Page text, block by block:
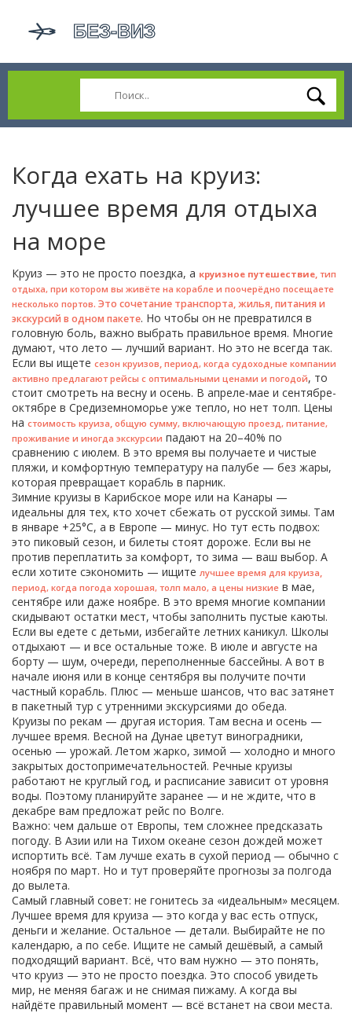
Когда ехать на круиз:
лучшее время для отдыха
на море
Круиз — это не просто поездка, а круизное путешествие, тип
отдыха, при котором вы живёте на корабле и поочерёдно посещаете
несколько портов. Это сочетание транспорта, жилья, питания и
экскурсий в одном пакете. Но чтобы он не превратился в
головную боль, важно выбрать правильное время. Многие
думают, что лето — лучший вариант. Но это не всегда так.
Если вы ищете сезон круизов, период, когда судоходные компании
активно предлагают рейсы с оптимальными ценами и погодой, то
стоит смотреть на весну и осень. В апреле-мае и сентябре-
октябре в Средиземноморье уже тепло, но нет толп. Цены
на стоимость круиза, общую сумму, включающую проезд, питание,
проживание и иногда экскурсии падают на 20–40% по
сравнению с июлем. В это время вы получаете и чистые
пляжи, и комфортную температуру на палубе — без жары,
которая превращает корабль в парник.
Зимние круизы в Карибское море или на Канары —
идеальны для тех, кто хочет сбежать от русской зимы. Там
в январе +25°C, а в Европе — минус. Но тут есть подвох:
это пиковый сезон, и билеты стоят дороже. Если вы не
против переплатить за комфорт, то зима — ваш выбор. А
если хотите сэкономить — ищите лучшее время для круиза,
период, когда погода хорошая, толп мало, а цены низкие в мае,
сентябре или даже ноябре. В это время многие компании
скидывают остатки мест, чтобы заполнить пустые каюты.
Если вы едете с детьми, избегайте летних каникул. Школы
отдыхают — и все остальные тоже. В июле и августе на
борту — шум, очереди, переполненные бассейны. А вот в
начале июня или в конце сентября вы получите почти
частный корабль. Плюс — меньше шансов, что вас затянет
в пакетный тур с утренними экскурсиями до обеда.
Круизы по рекам — другая история. Там весна и осень —
лучшее время. Весной на Дунае цветут виноградники,
осенью — урожай. Летом жарко, зимой — холодно и много
закрытых достопримечательностей. Речные круизы
работают не круглый год, и расписание зависит от уровня
воды. Поэтому планируйте заранее — и не ждите, что в
декабре вам предложат рейс по Волге.
Важно: чем дальше от Европы, тем сложнее предсказать
погоду. В Азии или на Тихом океане сезон дождей может
испортить всё. Там лучше ехать в сухой период — обычно с
ноября по март. Но и тут проверяйте прогнозы за полгода
до вылета.
Самый главный совет: не гонитесь за «идеальным» месяцем.
Лучшее время для круиза — это когда у вас есть отпуск,
деньги и желание. Остальное — детали. Выбирайте не по
календарю, а по себе. Ищите не самый дешёвый, а самый
подходящий вариант. Всё, что вам нужно — это понять,
что круиз — это не просто поездка. Это способ увидеть
мир, не меняя багаж и не снимая пижаму. А когда вы
найдёте правильный момент — всё встанет на свои места.